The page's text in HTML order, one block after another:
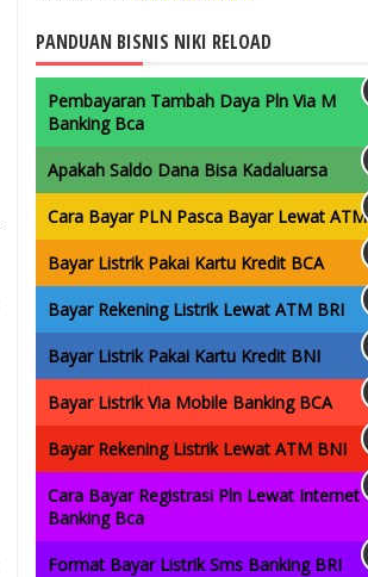
PANDUAN BISNIS NIKI RELOAD
Pembayaran Tambah Daya Pln Via M
Banking Bca
Apakah Saldo Dana Bisa Kadaluarsa
Cara Bayar PLN Pasca Bayar Lewat ATM
Bayar Listrik Pakai Kartu Kredit BCA
Bayar Rekening Listrik Lewat ATM BRI
Bayar Listrik Pakai Kartu Kredit BNI
Bayar Listrik Via Mobile Banking BCA
Bayar Rekening Listrik Lewat ATM BNI
Cara Bayar Registrasi Pln Lewat Internet
Banking Bca
Format Bayar Listrik Sms Banking BRI